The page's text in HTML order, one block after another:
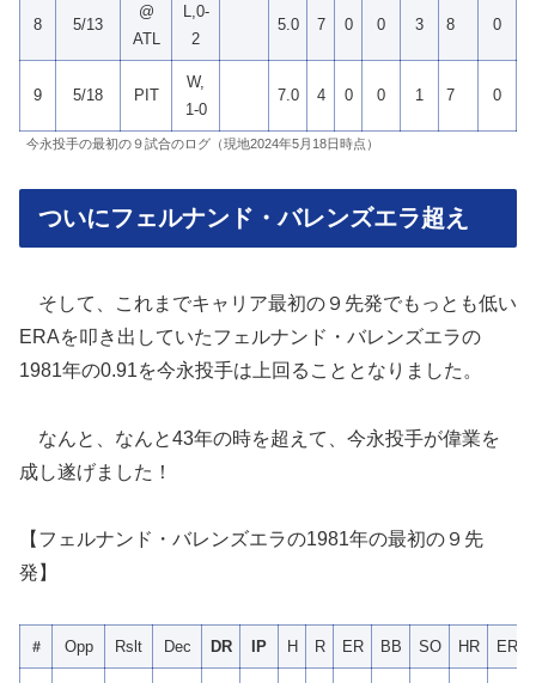
8 5/13
@
ATL
L,0-
2
5.0 7 0 0 3 8 0
9 5/18 PIT
W,
1-0
7.0 4 0 0 1 7 0
今永投手の最初の９試合のログ（現地2024年5月18日時点）
ついにフェルナンド・バレンズエラ超え
そして、これまでキャリア最初の９先発でもっとも低い
ERAを叩き出していたフェルナンド・バレンズエラの
1981年の0.91を今永投手は上回ることとなりました。
なんと、なんと43年の時を超えて、今永投手が偉業を
成し遂げました！
【フェルナンド・バレンズエラの1981年の最初の９先
発】
＃ Opp Rslt Dec DR IP H R ER BB SO HR ERA